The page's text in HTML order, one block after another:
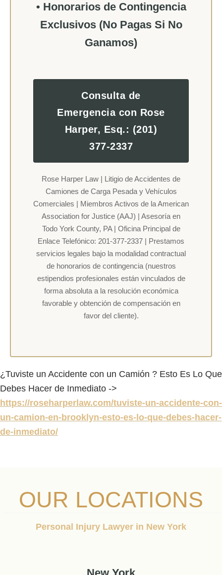
• Honorarios de Contingencia
Exclusivos (No Pagas Si No
Ganamos)
Consulta de
Emergencia con Rose
Harper, Esq.: (201)
377-2337
Rose Harper Law | Litigio de Accidentes de
Camiones de Carga Pesada y Vehículos
Comerciales | Miembros Activos de la American
Association for Justice (AAJ) | Asesoría en
Todo York County, PA | Oficina Principal de
Enlace Telefónico: 201-377-2337 | Prestamos
servicios legales bajo la modalidad contractual
de honorarios de contingencia (nuestros
estipendios profesionales están vinculados de
forma absoluta a la resolución económica
favorable y obtención de compensación en
favor del cliente).
¿Tuviste un Accidente con un Camión ? Esto Es Lo Que
Debes Hacer de Inmediato ->
https://roseharperlaw.com/tuviste-un-accidente-con-
un-camion-en-brooklyn-esto-es-lo-que-debes-hacer-
de-inmediato/
OUR LOCATIONS
Personal Injury Lawyer in New York